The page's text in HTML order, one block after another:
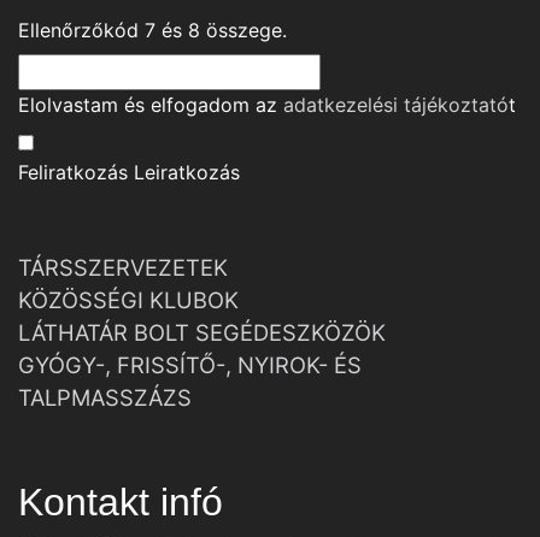
Ellenőrzőkód 7 és 8 összege.
Elolvastam és elfogadom az adatkezelési tájékoztatót
Feliratkozás Leiratkozás
TÁRSSZERVEZETEK
KÖZÖSSÉGI KLUBOK
LÁTHATÁR BOLT SEGÉDESZKÖZÖK
GYÓGY-, FRISSÍTŐ-, NYIROK- ÉS
TALPMASSZÁZS
Kontakt infó